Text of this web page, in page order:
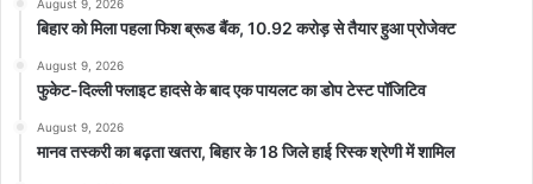
August 9, 2026
बिहार को मिला पहला फिश ब्रूड बैंक, 10.92 करोड़ से तैयार हुआ प्रोजेक्ट
August 9, 2026
फुकेट-दिल्ली फ्लाइट हादसे के बाद एक पायलट का डोप टेस्ट पॉजिटिव
August 9, 2026
मानव तस्करी का बढ़ता खतरा, बिहार के 18 जिले हाई रिस्क श्रेणी में शामिल